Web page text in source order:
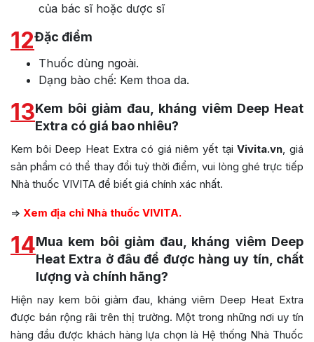
của bác sĩ hoặc dược sĩ
12Đặc điểm
Thuốc dùng ngoài.
Dạng bào chế: Kem thoa da.
13Kem bôi giảm đau, kháng viêm Deep Heat
Extra có giá bao nhiêu?
Kem bôi Deep Heat Extra có giá niêm yết tạiVivita.vn , giá
sản phẩm có thể thay đổi tuỳ thời điểm, vui lòng ghé trực tiếp
Nhà thuốc VIVITA để biết giá chính xác nhất.
=> Xem địa chỉ Nhà thuốc VIVITA.
14Mua kem bôi giảm đau, kháng viêm Deep
Heat Extra ở đâu để được hàng uy tín, chất
lượng và chính hãng?
Hiện nay kem bôi giảm đau, kháng viêm Deep Heat Extra
được bán rộng rãi trên thị trường. Một trong những nơi uy tín
hàng đầu được khách hàng lựa chọn là Hệ thống Nhà Thuốc